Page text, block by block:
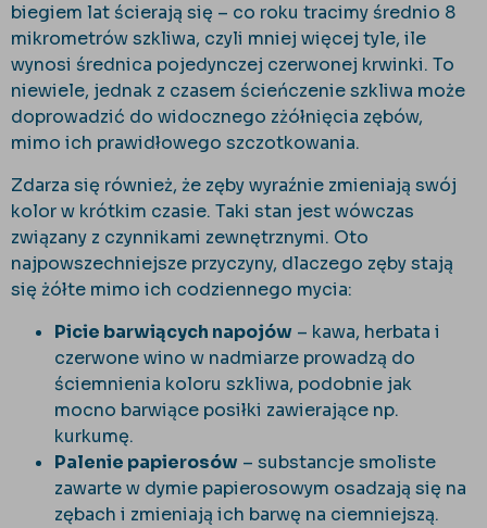
biegiem lat ścierają się – co roku tracimy średnio 8
mikrometrów szkliwa, czyli mniej więcej tyle, ile
wynosi średnica pojedynczej czerwonej krwinki. To
niewiele, jednak z czasem ścieńczenie szkliwa może
doprowadzić do widocznego zżółnięcia zębów,
mimo ich prawidłowego szczotkowania.
Zdarza się również, że zęby wyraźnie zmieniają swój
kolor w krótkim czasie. Taki stan jest wówczas
związany z czynnikami zewnętrznymi. Oto
najpowszechniejsze przyczyny, dlaczego zęby stają
się żółte mimo ich codziennego mycia:
Picie barwiących napojów – kawa, herbata i
czerwone wino w nadmiarze prowadzą do
ściemnienia koloru szkliwa, podobnie jak
mocno barwiące posiłki zawierające np.
kurkumę.
Palenie papierosów – substancje smoliste
zawarte w dymie papierosowym osadzają się na
zębach i zmieniają ich barwę na ciemniejszą.